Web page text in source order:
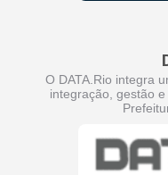
O DATA.Rio integra
integração, gestão